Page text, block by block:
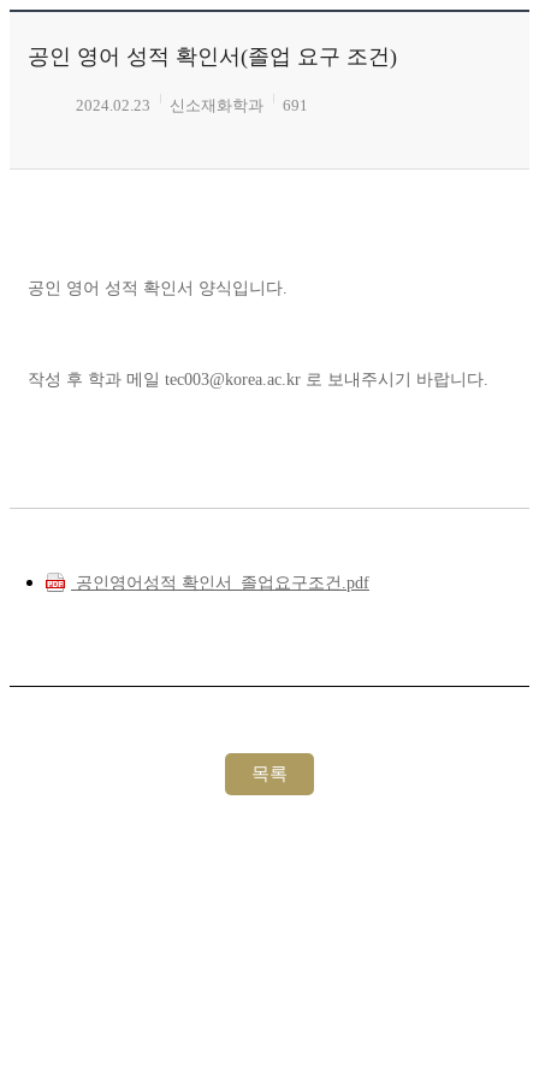
공인 영어 성적 확인서(졸업 요구 조건)
2024.02.23 신소재화학과 691
공인 영어 성적 확인서 양식입니다.
작성 후 학과 메일 tec003@korea.ac.kr 로 보내주시기 바랍니다.
공인영어성적 확인서_졸업요구조건.pdf